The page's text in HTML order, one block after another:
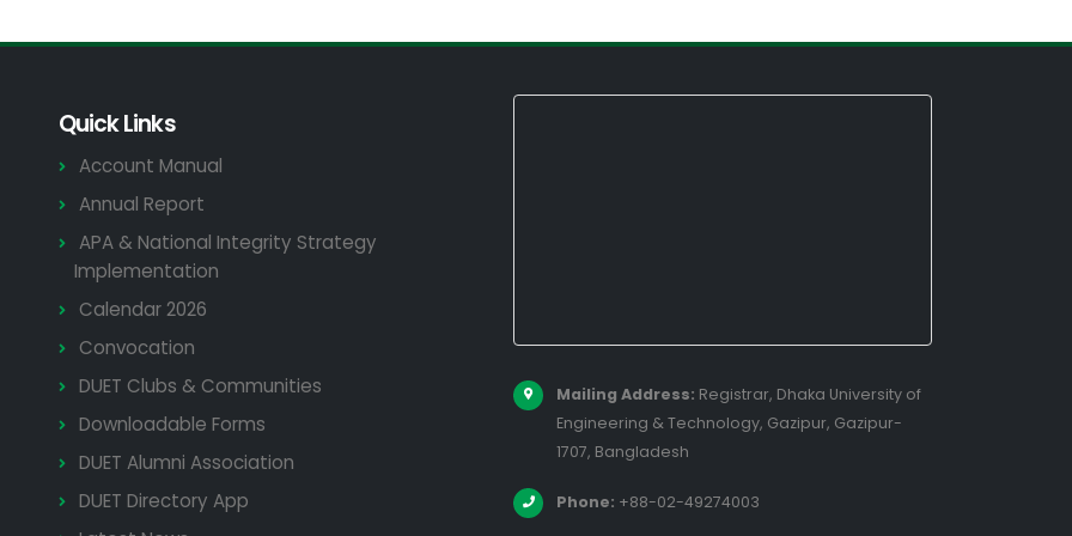
Quick Links
Account Manual
Annual Report
APA & National Integrity Strategy
Implementation
Calendar 2026
Convocation
DUET Clubs & Communities
Downloadable Forms
DUET Alumni Association
DUET Directory App
Mailing Address: Registrar, Dhaka University of
Engineering & Technology, Gazipur, Gazipur-
1707, Bangladesh
Phone: +88-02-49274003